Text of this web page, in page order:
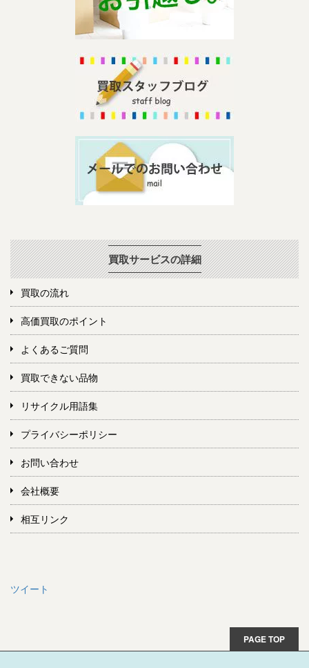
買取サービスの詳細
買取の流れ
高価買取のポイント
よくあるご質問
買取できない品物
リサイクル用語集
プライバシーポリシー
お問い合わせ
会社概要
相互リンク
ツイート
PAGE TOP